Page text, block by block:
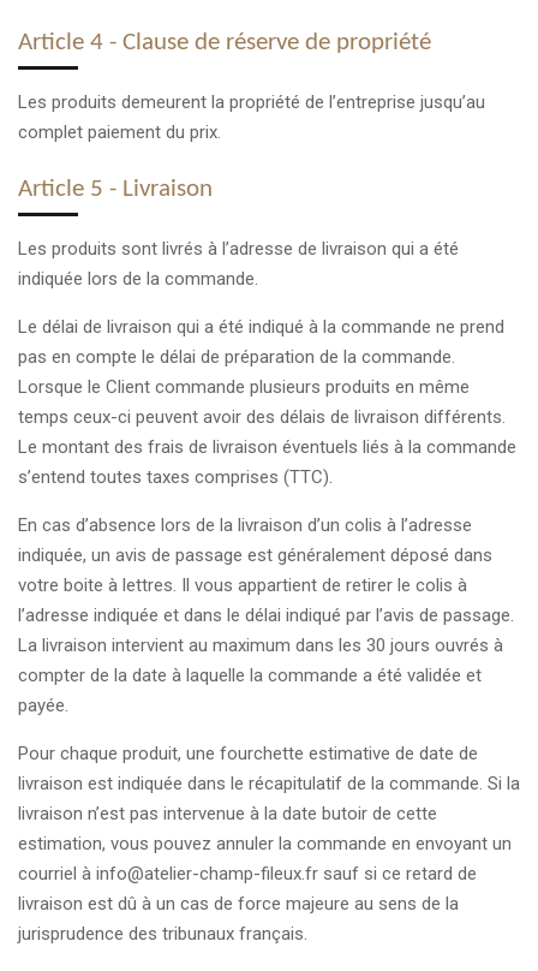
Article 4 - Clause de réserve de propriété
Les produits demeurent la propriété de l’entreprise jusqu’au
complet paiement du prix.
Article 5 - Livraison
Les produits sont livrés à l’adresse de livraison qui a été
indiquée lors de la commande.
Le délai de livraison qui a été indiqué à la commande ne prend
pas en compte le délai de préparation de la commande.
Lorsque le Client commande plusieurs produits en même
temps ceux-ci peuvent avoir des délais de livraison différents.
Le montant des frais de livraison éventuels liés à la commande
s’entend toutes taxes comprises (TTC).
En cas d’absence lors de la livraison d’un colis à l’adresse
indiquée, un avis de passage est généralement déposé dans
votre boite à lettres. Il vous appartient de retirer le colis à
l’adresse indiquée et dans le délai indiqué par l’avis de passage.
La livraison intervient au maximum dans les 30 jours ouvrés à
compter de la date à laquelle la commande a été validée et
payée.
Pour chaque produit, une fourchette estimative de date de
livraison est indiquée dans le récapitulatif de la commande. Si la
livraison n’est pas intervenue à la date butoir de cette
estimation, vous pouvez annuler la commande en envoyant un
courriel à info@atelier-champ-fileux.fr sauf si ce retard de
livraison est dû à un cas de force majeure au sens de la
jurisprudence des tribunaux français.